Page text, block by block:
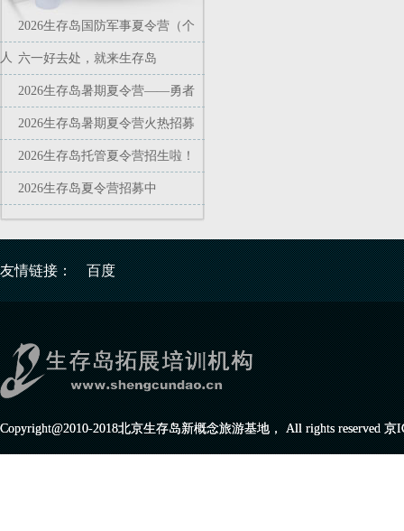
2026生存岛国防军事夏令营（个
人 六一好去处，就来生存岛
2026生存岛暑期夏令营——勇者
2026生存岛暑期夏令营火热招募
2026生存岛托管夏令营招生啦！
2026生存岛夏令营招募中
友情链接： 百度
Copyright@2010-2018北京生存岛新概念旅游基地， All rights reserved京